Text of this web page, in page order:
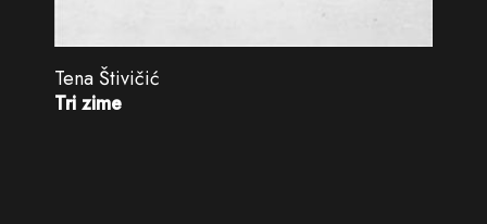
Tena Štivičić
Tri zime